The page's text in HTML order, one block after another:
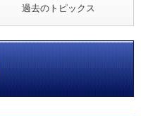
過去のトピックス